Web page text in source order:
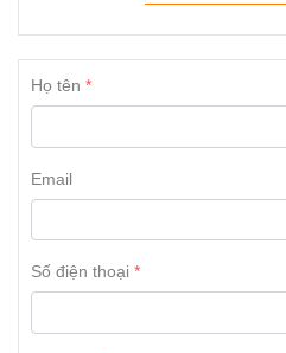
Họ tên
Email
Số điện thoại